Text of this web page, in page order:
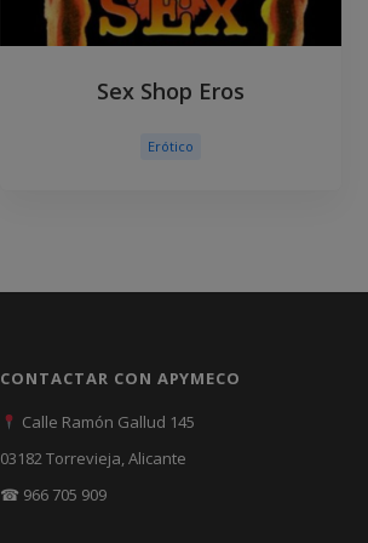
Sex Shop Eros
Erótico
CONTACTAR CON APYMECO
Calle Ramón Gallud 145
03182 Torrevieja, Alicante
☎ 966 705 909